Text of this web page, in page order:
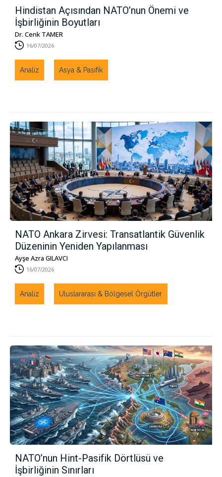
Hindistan Açısından NATO’nun Önemi ve
İşbirliğinin Boyutları
Dr. Cenk TAMER
16/07/2026
Analiz Asya & Pasifik
NATO Ankara Zirvesi: Transatlantik Güvenlik
Düzeninin Yeniden Yapılanması
Ayşe Azra GILAVCI
16/07/2026
Analiz Uluslararası & Bölgesel Örgütler
NATO’nun Hint-Pasifik Dörtlüsü ve
İşbirliğinin Sınırları